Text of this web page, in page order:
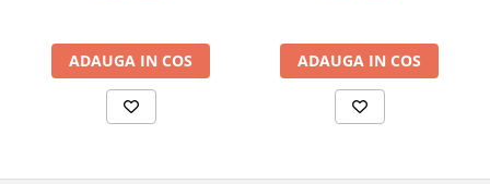
ADAUGA IN COS ADAUGA IN COS